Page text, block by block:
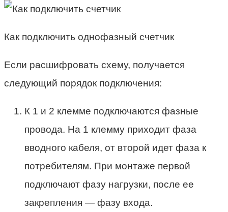
Как подключить однофазный счетчик
Если расшифровать схему, получается
следующий порядок подключения:
К 1 и 2 клемме подключаются фазные
провода. На 1 клемму приходит фаза
вводного кабеля, от второй идет фаза к
потребителям. При монтаже первой
подключают фазу нагрузки, после ее
закрепления — фазу входа.